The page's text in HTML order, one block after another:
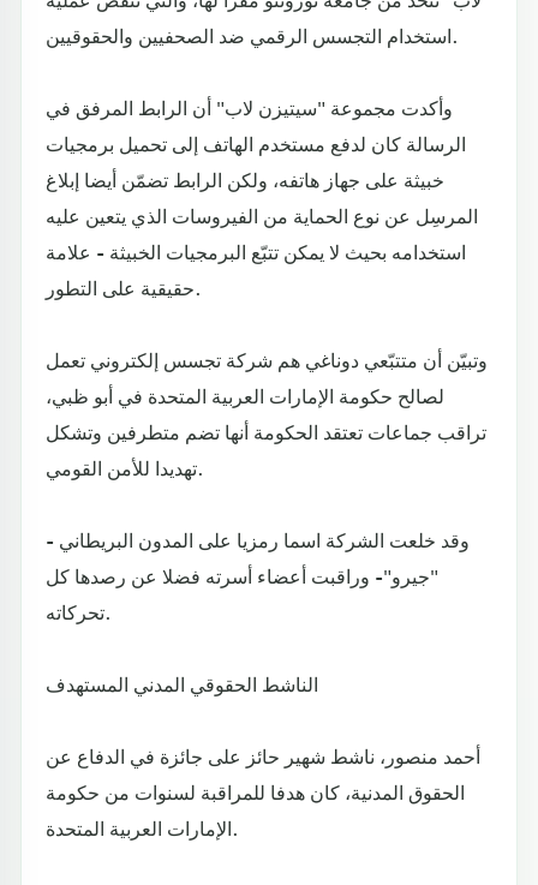
استخدام التجسس الرقمي ضد الصحفيين والحقوقيين.
وأكدت مجموعة "سيتيزن لاب" أن الرابط المرفق في
الرسالة كان لدفع مستخدم الهاتف إلى تحميل برمجيات
خبيثة على جهاز هاتفه، ولكن الرابط تضمّن أيضا إبلاغ
المرسِل عن نوع الحماية من الفيروسات الذي يتعين عليه
استخدامه بحيث لا يمكن تتبّع البرمجيات الخبيثة - علامة
حقيقية على التطور.
وتبيّن أن متتبّعي دوناغي هم شركة تجسس إلكتروني تعمل
لصالح حكومة الإمارات العربية المتحدة في أبو ظبي،
تراقب جماعات تعتقد الحكومة أنها تضم متطرفين وتشكل
تهديدا للأمن القومي.
وقد خلعت الشركة اسما رمزيا على المدون البريطاني -
"جيرو"- وراقبت أعضاء أسرته فضلا عن رصدها كل
تحركاته.
الناشط الحقوقي المدني المستهدف
أحمد منصور، ناشط شهير حائز على جائزة في الدفاع عن
الحقوق المدنية، كان هدفا للمراقبة لسنوات من حكومة
الإمارات العربية المتحدة.